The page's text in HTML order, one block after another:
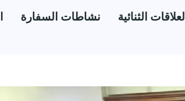
نشاطات السفارة العلاقات الثنائية